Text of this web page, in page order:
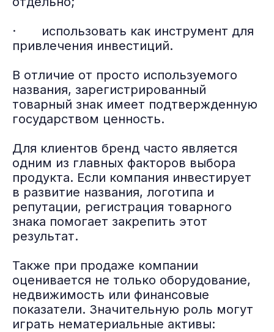
· использовать как инструмент для
привлечения инвестиций.
В отличие от просто используемого
названия, зарегистрированный
товарный знак имеет подтвержденную
государством ценность.
Для клиентов бренд часто является
одним из главных факторов выбора
продукта. Если компания инвестирует
в развитие названия, логотипа и
репутации, регистрация товарного
знака помогает закрепить этот
результат.
Также при продаже компании
оценивается не только оборудование,
недвижимость или финансовые
показатели. Значительную роль могут
играть нематериальные активы: